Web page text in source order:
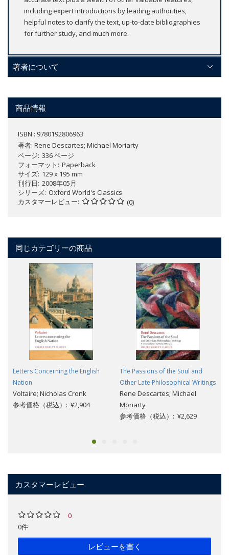
including expert introductions by leading authorities,
helpful notes to clarify the text, up-to-date bibliographies
for further study, and much more.
著者について
商品情報
ISBN : 9780192806963
著者: Rene Descartes; Michael Moriarty
ページ 336 ページ
フォーマット
Paperback
サイズ 129 x 195 mm
刊行日 2008年05月
シリーズ Oxford World's Classics
カスタマーレビュー
(0)
同じカテゴリーの商品
Letters Concerning the English
Nation
Voltaire; Nicholas Cronk
参考価格（税込）: ¥2,904
The Passions of the Soul and
Other Late Philosophical Writings
Rene Descartes; Michael
Moriarty
参考価格（税込）: ¥2,629
カスタマーレビュー
0
0件
レビューを書く